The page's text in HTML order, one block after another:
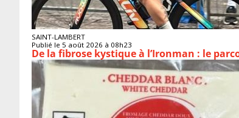
SAINT-LAMBERT
Publié le 5 août 2026 à 08h23
De la fibrose kystique à l’Ironman : le